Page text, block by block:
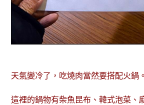
天氣變冷了，吃燒肉當然要搭配火鍋。
這裡的鍋物有柴魚昆布、韓式泡菜、